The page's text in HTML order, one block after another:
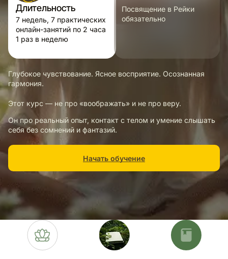
Глубокое чувствование. Ясное восприятие. Осознанная
гармония.
Этот курс — не про «воображать» и не про веру.
Он про реальный опыт, контакт с телом и умение слышать
себя без сомнений и фантазий.
Начать обучение
Длительность
7 недель, 7 практических
онлайн-занятий по 2 часа
1 раз в неделю
Посвящение в Рейки
обязательно